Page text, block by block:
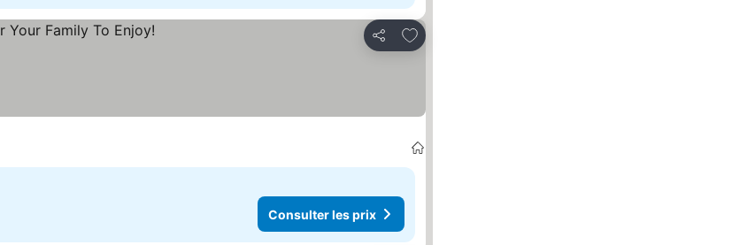
Partager
Ajouter à mes favoris
Consulter les prix